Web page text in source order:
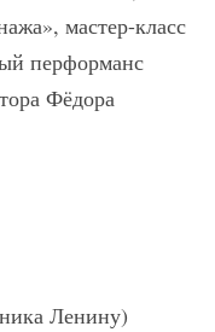
мастер-класс
перформанс
Фёдора
Ленину)